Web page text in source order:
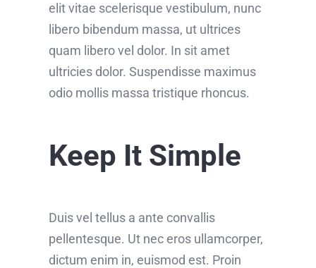
elit vitae scelerisque vestibulum, nunc
libero bibendum massa, ut ultrices
quam libero vel dolor. In sit amet
ultricies dolor. Suspendisse maximus
odio mollis massa tristique rhoncus.
Keep It Simple
Duis vel tellus a ante convallis
pellentesque. Ut nec eros ullamcorper,
dictum enim in, euismod est. Proin